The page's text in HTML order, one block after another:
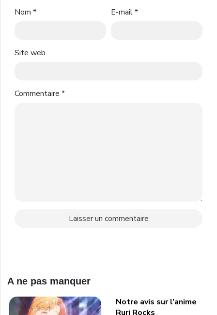
Nom * E-mail*
Site web
Commentaire *
A ne pas manquer
Notre avis sur l’anime
Ruri Rocks